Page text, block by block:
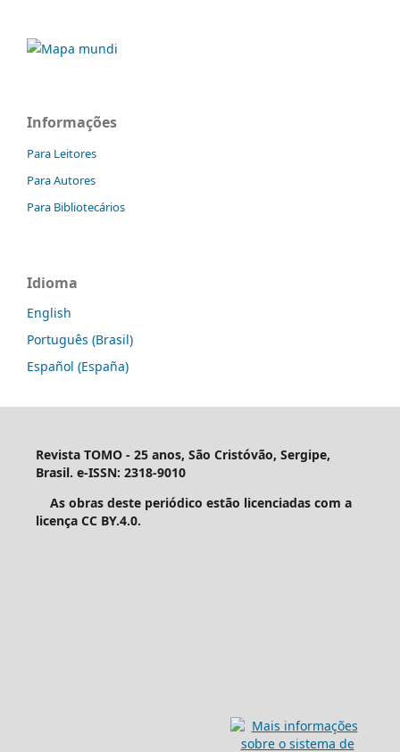
Informações
Para Leitores
Para Autores
Para Bibliotecários
Idioma
English
Português (Brasil)
Español (España)
Revista TOMO - 25 anos, São Cristóvão, Sergipe,
Brasil. e-ISSN: 2318-9010
As obras deste periódico estão licenciadas com a
licença CC BY.4.0.